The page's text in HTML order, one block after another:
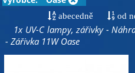
abecedně od
1x UV-C lampy, zářivky -
- Zářivka 11W Oase